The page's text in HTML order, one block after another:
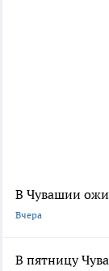
В Чувашии
Вчера
В пятницу